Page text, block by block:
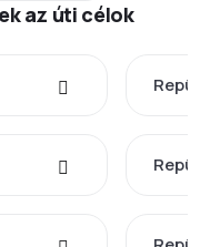
az úti célok